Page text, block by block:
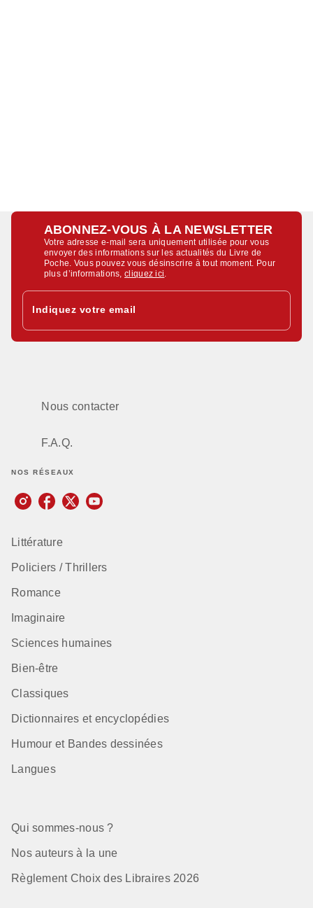
ABONNEZ-VOUS À LA NEWSLETTER
Votre adresse e-mail sera uniquement utilisée pour vous
envoyer des informations sur les actualités du Livre de
Poche. Vous pouvez vous désinscrire à tout moment. Pour
plus d’informations,cliquez ici
Indiquez votre email
Nous contacter
F.A.Q.
NOS RÉSEAUX
Littérature
Policiers / Thrillers
Romance
Imaginaire
Sciences humaines
Bien-être
Classiques
Dictionnaires et encyclopédies
Humour et Bandes dessinées
Langues
Qui sommes-nous ?
Nos auteurs à la une
Règlement Choix des Libraires 2026